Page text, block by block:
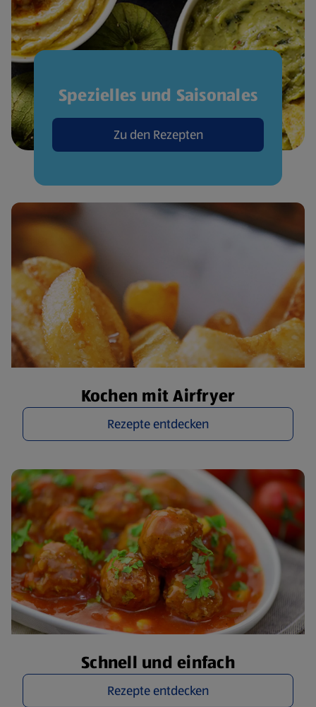
Spezielles und Saisonales
Zu den Rezepten
Kochen mit Airfryer
Rezepte entdecken
Schnell und einfach
Rezepte entdecken